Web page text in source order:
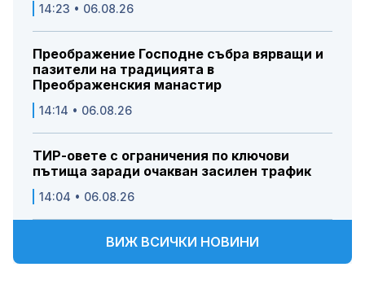
14:23 • 06.08.26
Преображение Господне събра вярващи и
пазители на традицията в
Преображенския манастир
14:14 • 06.08.26
ТИР-овете с ограничения по ключови
пътища заради очакван засилен трафик
14:04 • 06.08.26
ВИЖ ВСИЧКИ НОВИНИ